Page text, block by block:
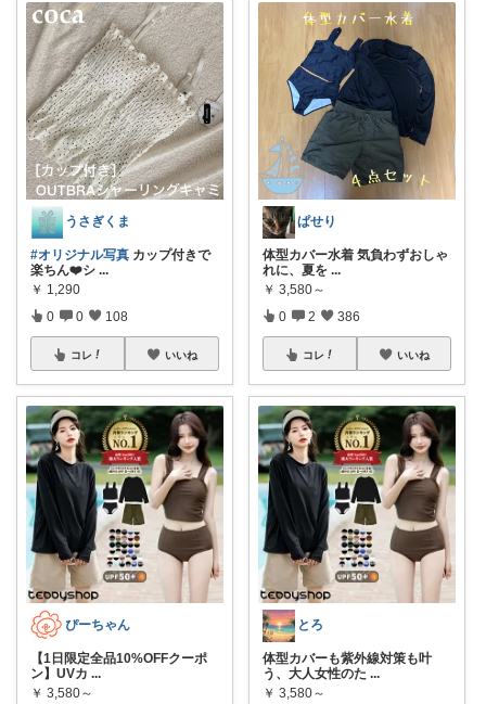
うさぎくま
#オリジナル写真 カップ付きで
楽ちん❤️シ ...
￥ 1,290
0 0 108
コレ いいね
ぴーちゃん
【1日限定全品10%OFFクーポ
ン】UVカ ...
￥ 3,580～
ぱせり
体型カバー水着 気負わずおしゃ
れに、夏を ...
￥ 3,580～
0 2 386
コレ いいね
とろ
体型カバーも紫外線対策も叶
う、大人女性のた ...
￥ 3,580～